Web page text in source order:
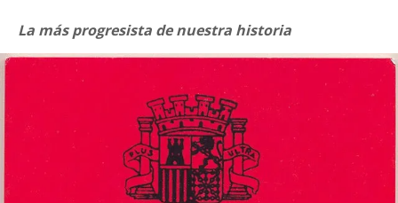
La más progresista de nuestra historia